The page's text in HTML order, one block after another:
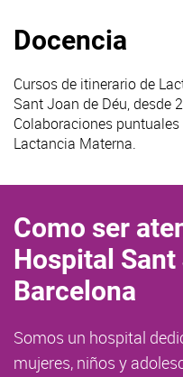
Docencia
Cursos de itinerario de
Sant Joan de Déu, desde
Colaboraciones
Lactancia Materna.
Como ser
Hospital Sant
Barcelona
Somos un hospital
mujeres, niños y